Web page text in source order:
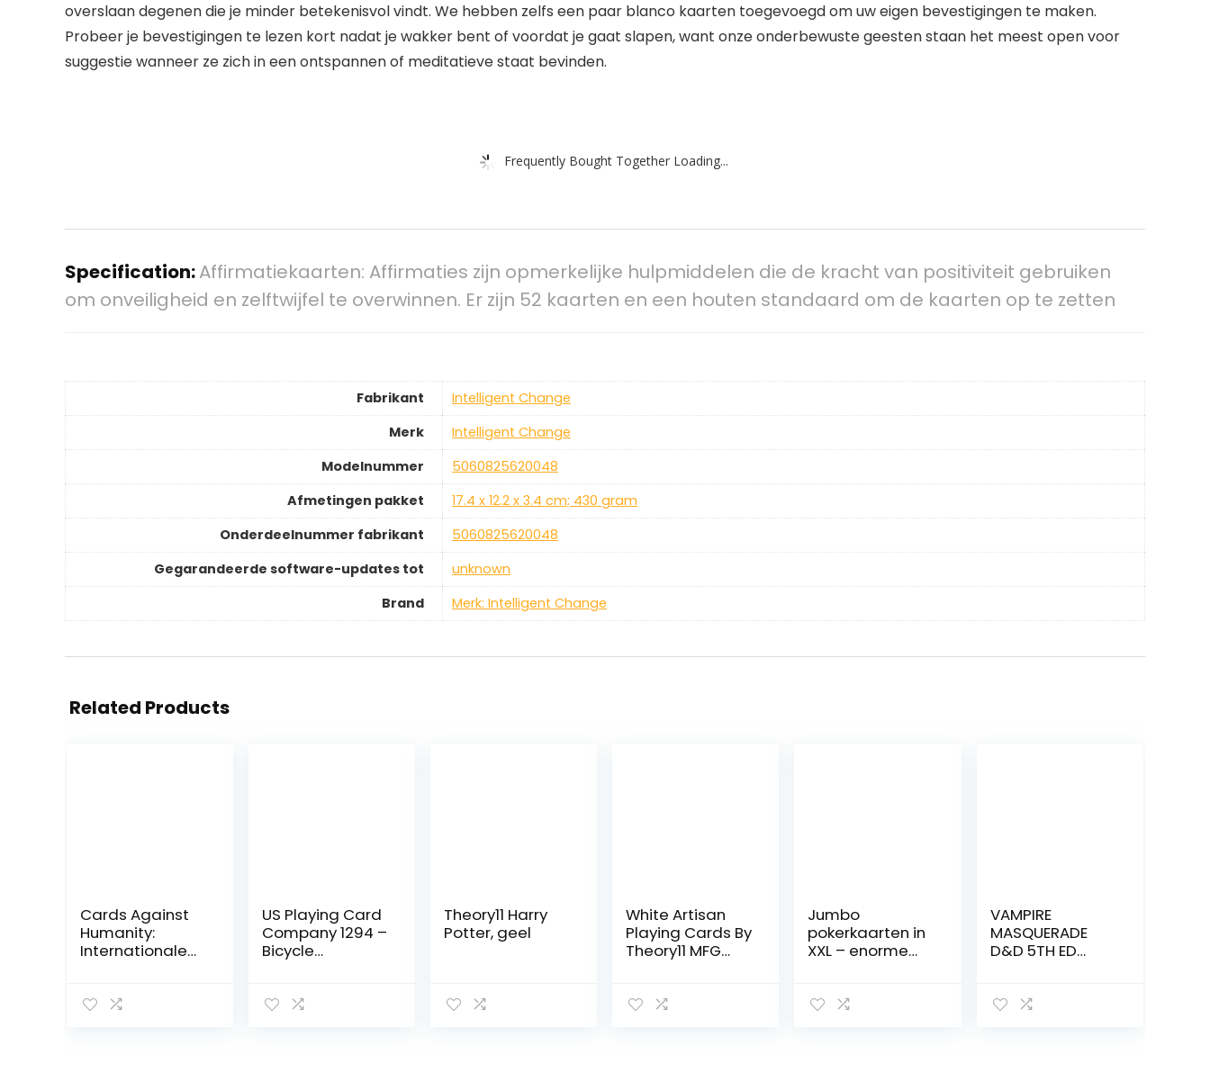
overslaan degenen die je minder betekenisvol vindt. We hebben zelfs een paar blanco kaarten toegevoegd om uw eigen bevestigingen te maken.
Probeer je bevestigingen te lezen kort nadat je wakker bent of voordat je gaat slapen, want onze onderbewuste geesten staan het meest open voor
suggestie wanneer ze zich in een ontspannen of meditatieve staat bevinden.
Frequently Bought Together Loading...
Specification:Affirmatiekaarten: Affirmaties zijn opmerkelijke hulpmiddelen die de kracht van positiviteit gebruiken
om onveiligheid en zelftwijfel te overwinnen. Er zijn 52 kaarten en een houten standaard om de kaarten op te zetten
Fabrikant
‎Intelligent Change
Merk
‎Intelligent Change
Modelnummer
‎5060825620048
Afmetingen pakket
‎17.4 x 12.2 x 3.4 cm; 430 gram
Onderdeelnummer fabrikant
‎5060825620048
Gegarandeerde software-updates tot
‎unknown
Brand
Merk: Intelligent Change
Related Products
Cards Against
Humanity:
Internationale
US Playing Card
Company 1294 –
Bicycle
plastic helder
Theory11 Harry
Potter, geel
White Artisan
Playing Cards By
Theory11 MFG
Card Company
Jumbo
pokerkaarten in
XXL – enorme
kaartspel met
VAMPIRE
MASQUERADE
D&D 5TH ED